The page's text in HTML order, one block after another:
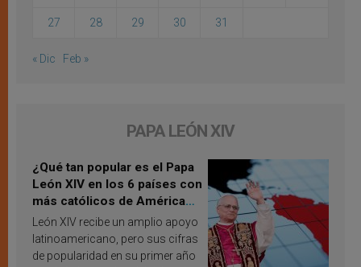
27 28 29 30 31
« Dic Feb »
PAPA LEÓN XIV
¿Qué tan popular es el Papa
León XIV en los 6 países con
más católicos de América
Latina en 2026? Publican
resultados de investigación
León XIV recibe un amplio apoyo
latinoamericano, pero sus cifras
de popularidad en su primer año